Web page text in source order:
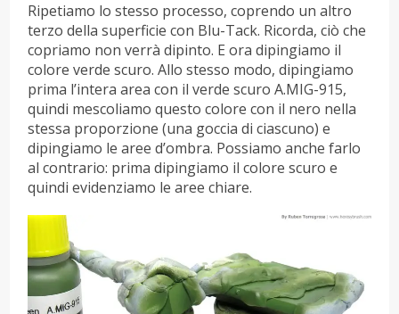
Ripetiamo lo stesso processo, coprendo un altro
terzo della superficie con Blu-Tack. Ricorda, ciò che
copriamo non verrà dipinto. E ora dipingiamo il
colore verde scuro. Allo stesso modo, dipingiamo
prima l’intera area con il verde scuro A.MIG-915,
quindi mescoliamo questo colore con il nero nella
stessa proporzione (una goccia di ciascuno) e
dipingiamo le aree d’ombra. Possiamo anche farlo
al contrario: prima dipingiamo il colore scuro e
quindi evidenziamo le aree chiare.